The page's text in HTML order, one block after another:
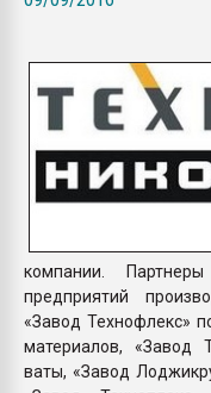
компании.
предприятий
«Завод Технофлекс»
материалов, «Завод
ваты, «Завод